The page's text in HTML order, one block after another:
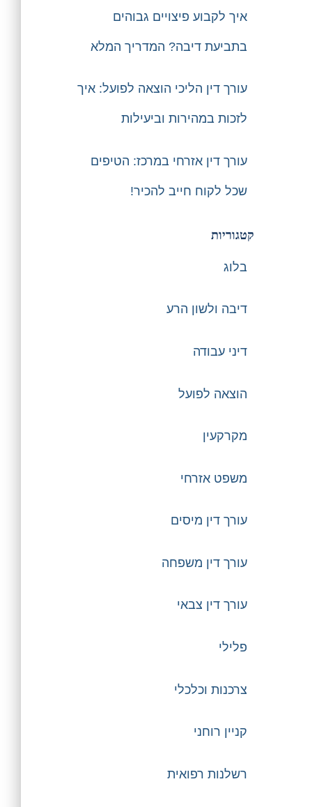
איך לקבוע פיצויים גבוהים
בתביעת דיבה? המדריך המלא
עורך דין הליכי הוצאה לפועל: איך
לזכות במהירות וביעילות
עורך דין אזרחי במרכז: הטיפים
שכל לקוח חייב להכיר!
קטגוריות
בלוג
דיבה ולשון הרע
דיני עבודה
הוצאה לפועל
מקרקעין
משפט אזרחי
עורך דין מיסים
עורך דין משפחה
עורך דין צבאי
פלילי
צרכנות וכלכלי
קניין רוחני
רשלנות רפואית